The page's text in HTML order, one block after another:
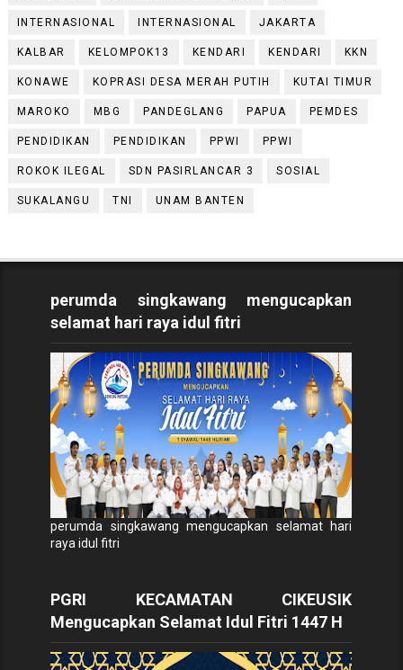
INTERNASIONAL INTERNASIONAL JAKARTA
KALBAR KELOMPOK13 KENDARI KENDARI KKN
KONAWE KOPRASI DESA MERAH PUTIH KUTAI TIMUR
MAROKO MBG PANDEGLANG PAPUA PEMDES
PENDIDIKAN PENDIDIKAN PPWI PPWI
ROKOK ILEGAL SDN PASIRLANCAR 3 SOSIAL
SUKALANGU TNI UNAM BANTEN
perumda singkawang mengucapkan
selamat hari raya idul fitri
perumda singkawang mengucapkan selamat hari
raya idul fitri
PGRI KECAMATAN CIKEUSIK
Mengucapkan Selamat Idul Fitri 1447 H